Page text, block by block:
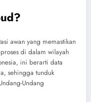
awan yang memastikan
di dalam wilayah
ini berarti data
sehingga tunduk
Undang